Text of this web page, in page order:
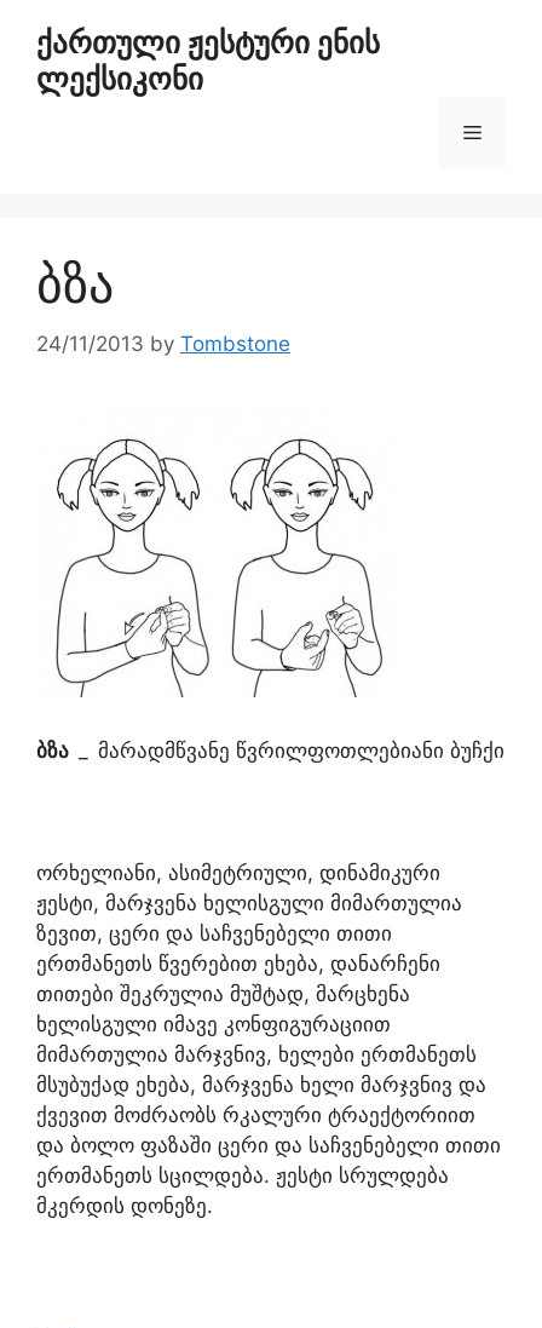
ქართული ჟესტური ენის
ლექსიკონი
ბზა
24/11/2013 by Tombstone
ბზა მარადმწვანე წვრილფოთლებიანი ბუჩქი
ორხელიანი, ასიმეტრიული, დინამიკური
ჟესტი, მარჯვენა ხელისგული მიმართულია
ზევით, ცერი და საჩვენებელი თითი
ერთმანეთს წვერებით ეხება, დანარჩენი
თითები შეკრულია მუშტად, მარცხენა
ხელისგული იმავე კონფიგურაციით
მიმართულია მარჯვნივ, ხელები ერთმანეთს
მსუბუქად ეხება, მარჯვენა ხელი მარჯვნივ და
ქვევით მოძრაობს რკალური ტრაექტორიით
და ბოლო ფაზაში ცერი და საჩვენებელი თითი
ერთმანეთს სცილდება. ჟესტი სრულდება
მკერდის დონეზე.